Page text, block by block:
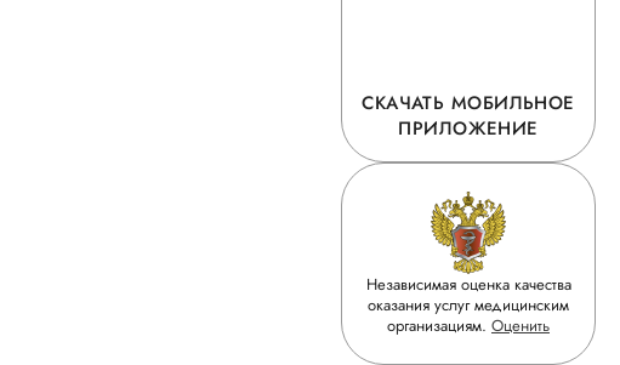
СКАЧАТЬ МОБИЛЬНОЕ
ПРИЛОЖЕНИЕ
Независимая оценка качества
оказания услуг медицинским
организациям. Оценить